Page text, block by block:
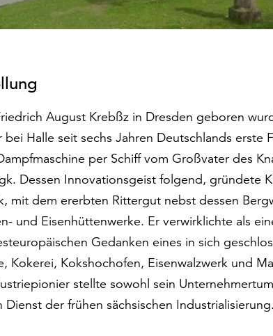
August Krebßz in Dresden geboren
Halle seit sechs Jahren Deutschlands erste
per Schiff vom Großvater des
Dessen Innovationsgeist folgend, gründete
mit dem ererbten Rittergut nebst dessen
und Eisenhüttenwerke. Er verwirklichte als
Gedanken eines in sich
Kokerei, Kokshochofen, Eisenwalzwerk und
stellte sowohl sein
der frühen sächsischen Industrialisierung.